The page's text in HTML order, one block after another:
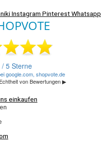
Instagram PinterestWhatsapp